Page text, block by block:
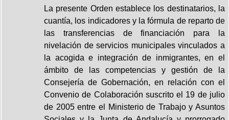
La presente Orden establece los destinatarios, la
cuantía, los indicadores y la fórmula de reparto de
las transferencias de financiación para la
nivelación de servicios municipales vinculados a
la acogida e integración de inmigrantes, en el
ámbito de las competencias y gestión de la
Consejería de Gobernación, en relación con el
Convenio de Colaboración suscrito el 19 de julio
de 2005 entre el Ministerio de Trabajo y Asuntos